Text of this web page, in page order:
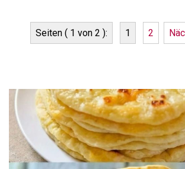
Seiten ( 1 von 2 ): 1 2